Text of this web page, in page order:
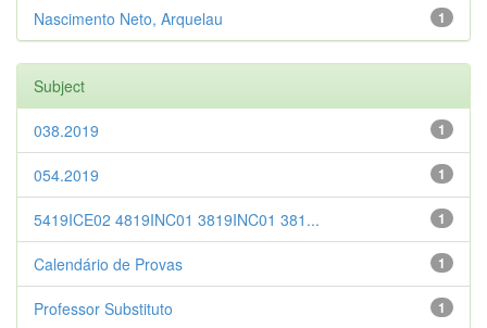
1
Nascimento Neto, Arquelau
Subject
1
038.2019
1
054.2019
1
5419ICE02 4819INC01 3819INC01 381...
1
Calendário de Provas
1
Professor Substituto